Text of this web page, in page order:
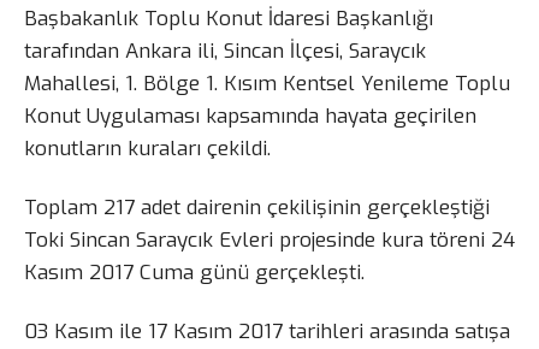
Başbakanlık Toplu Konut İdaresi Başkanlığı
tarafından Ankara ili, Sincan İlçesi, Saraycık
Mahallesi, 1. Bölge 1. Kısım Kentsel Yenileme Toplu
Konut Uygulaması kapsamında hayata geçirilen
konutların kuraları çekildi.
Toplam 217 adet dairenin çekilişinin gerçekleştiği
Toki Sincan Saraycık Evleri projesinde kura töreni 24
Kasım 2017 Cuma günü gerçekleşti.
03 Kasım ile 17 Kasım 2017 tarihleri arasında satışa